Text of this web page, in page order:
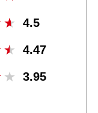
4.5
4.47
3.95